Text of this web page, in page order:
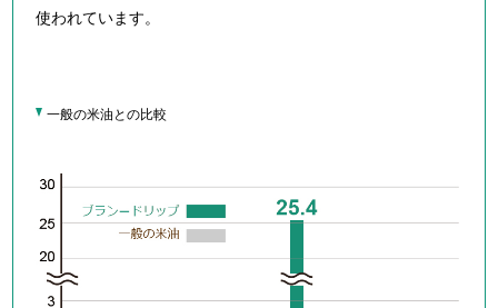
使われています。
一般の米油との比較